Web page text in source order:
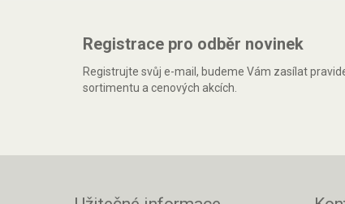
Registrace pro odběr novinek
Registrujte svůj e-mail, budeme Vám zasílat
sortimentu a cenových akcích.